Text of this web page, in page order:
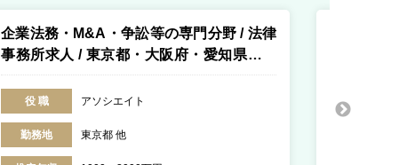
企業法務・M&A・争訟等の専門分野 / 法律
事務所求人 / 東京都・大阪府・愛知県・福
岡県・香川県・北海道
役 職 アソシエイト
勤務地 東京都 他